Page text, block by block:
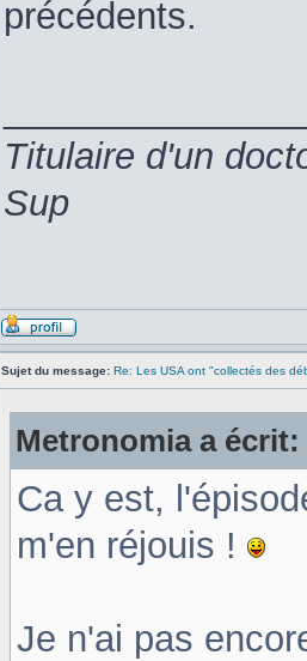
précédents.
Titulaire d'un
Sup
Sujet du message: Re: Les USA ont "collectés des
Metronomia a écrit:
Ca y est,
m'en réjouis !
Je n'ai pas